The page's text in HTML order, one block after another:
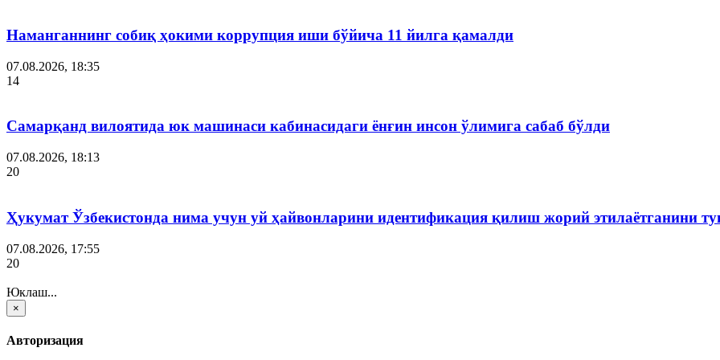
Наманганнинг собиқ ҳокими коррупция иши бўйича 11 йилга қамалди
07.08.2026, 18:35
14
Самарқанд вилоятида юк машинаси кабинасидаги ёнғин инсон ўлимига сабаб бўлди
07.08.2026, 18:13
20
Ҳукумат Ўзбекистонда нима учун уй ҳайвонларини идентификация қилиш жорий этилаётганини
07.08.2026, 17:55
20
Юклаш...
×
Авторизация